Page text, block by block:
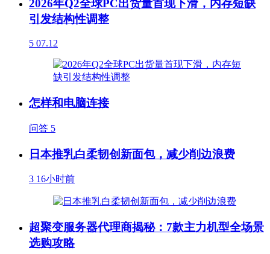
2026年Q2全球PC出货量首现下滑，内存短缺
引发结构性调整
5 07.12
怎样和电脑连接
问答 5
日本推乳白柔韧创新面包，减少削边浪费
3 16小时前
超聚变服务器代理商揭秘：7款主力机型全场景
选购攻略